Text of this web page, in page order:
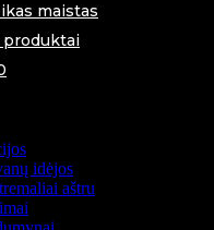
maistas
produktai
idėjos
aštru